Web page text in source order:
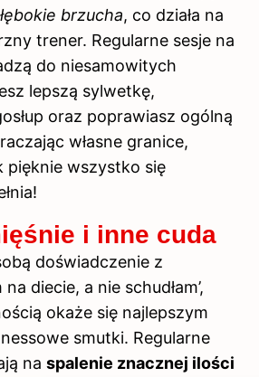
brzucha, co działa na
trener. Regularne sesje na
do niesamowitych
lepszą sylwetkę,
oraz poprawiasz ogólną
własne granice,
pięknie wszystko się
i inne cuda
doświadczenie z
diecie, a nie schudłam’,
okaże się najlepszym
smutki. Regularne
na spalenie znacznej ilości